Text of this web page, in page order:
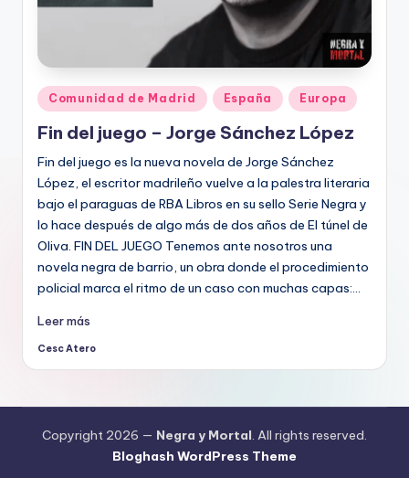
Publicado
en
Comunidad de Madrid España Europa
Fin del juego – Jorge Sánchez López
Fin del juego es la nueva novela de Jorge Sánchez
López, el escritor madrileño vuelve a la palestra literaria
bajo el paraguas de RBA Libros en su sello Serie Negra y
lo hace después de algo más de dos años de El túnel de
Oliva. FIN DEL JUEGO Tenemos ante nosotros una
novela negra de barrio, un obra donde el procedimiento
policial marca el ritmo de un caso con muchas capas:…
Leer más
Publicado
Cesc Atero
Copyright 2026 — Negra y Mortal . All rights reserved.
Bloghash WordPress Theme